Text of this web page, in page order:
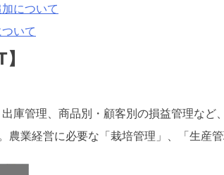
について
いて
庫管理、商品別・顧客別の損益管理な
業経営に必要な「栽培管理」、「生産